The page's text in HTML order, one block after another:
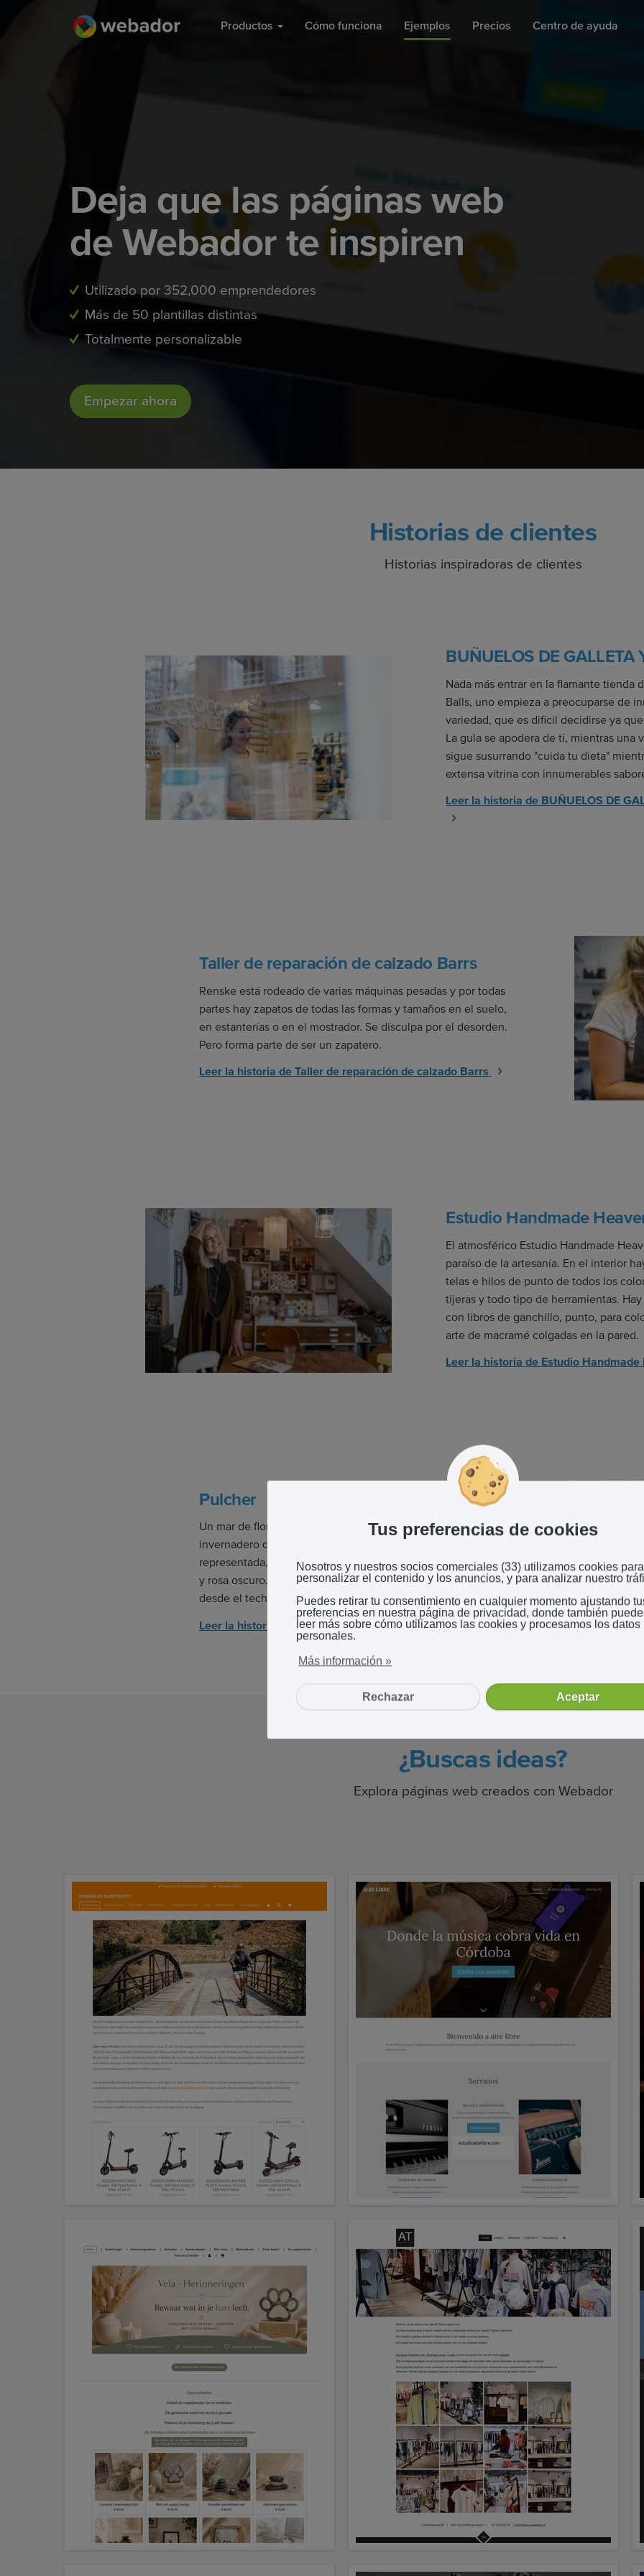
Productos Cómo funciona Ejemplos Precios Centro de ayuda
Deja que las páginas web
de Webador te inspiren
Utilizado por 352,000 emprendedores
Más de 50 plantillas distintas
Totalmente personalizable
Empezar ahora
Historias de clientes
Historias inspiradoras de clientes
BUÑUELOS DE GALLETA
Nada más entrar en la flamante tienda
Balls, uno empieza a preocuparse de
variedad, que es dificil decidirse ya
La gula se apodera de ti, mientras una
sigue susurrando "cuida tu dieta"
extensa vitrina con innumerables
Leer la historia de BUÑUELOS DE
Taller de reparación de calzado Barrs
Renske está rodeado de varias máquinas pesadas y por todas
partes hay zapatos de todas las formas y tamaños en el suelo,
en estanterías o en el mostrador. Se disculpa por el desorden.
Pero forma parte de ser un zapatero.
Leer la historia de Taller de reparación de calzado Barrs
Estudio Handmade
El atmosférico Estudio Handmade
paraíso de la artesanía. En el interior
telas e hilos de punto de todos los
tijeras y todo tipo de herramientas.
con libros de ganchillo, punto, para
arte de macramé colgadas en la pared.
Leer la historia de Estudio
Pulcher
Un mar de flores de colores te recibe cuando entras en el
invernadero de orquídeas Púlcher. La variedad blanca es la más
representada, con variaciones intermedias de púrpura, amarillo
y rosa oscuro. Cada pocos segundos, una fina niebla es rociada
desde el techo.
Leer la historia de Pulcher
¿Buscas ideas?
Explora páginas web creados con Webador
Tus preferencias de cookies
Nosotros y nuestros socios comerciales (33) utilizamos cookies para
personalizar el contenido y los anuncios, y para analizar nuestro
Puedes retirar tu consentimiento en cualquier momento ajustando
preferencias en nuestra página de privacidad, donde también
leer más sobre cómo utilizamos las cookies y procesamos los datos
personales.
Más información »
Rechazar Aceptar